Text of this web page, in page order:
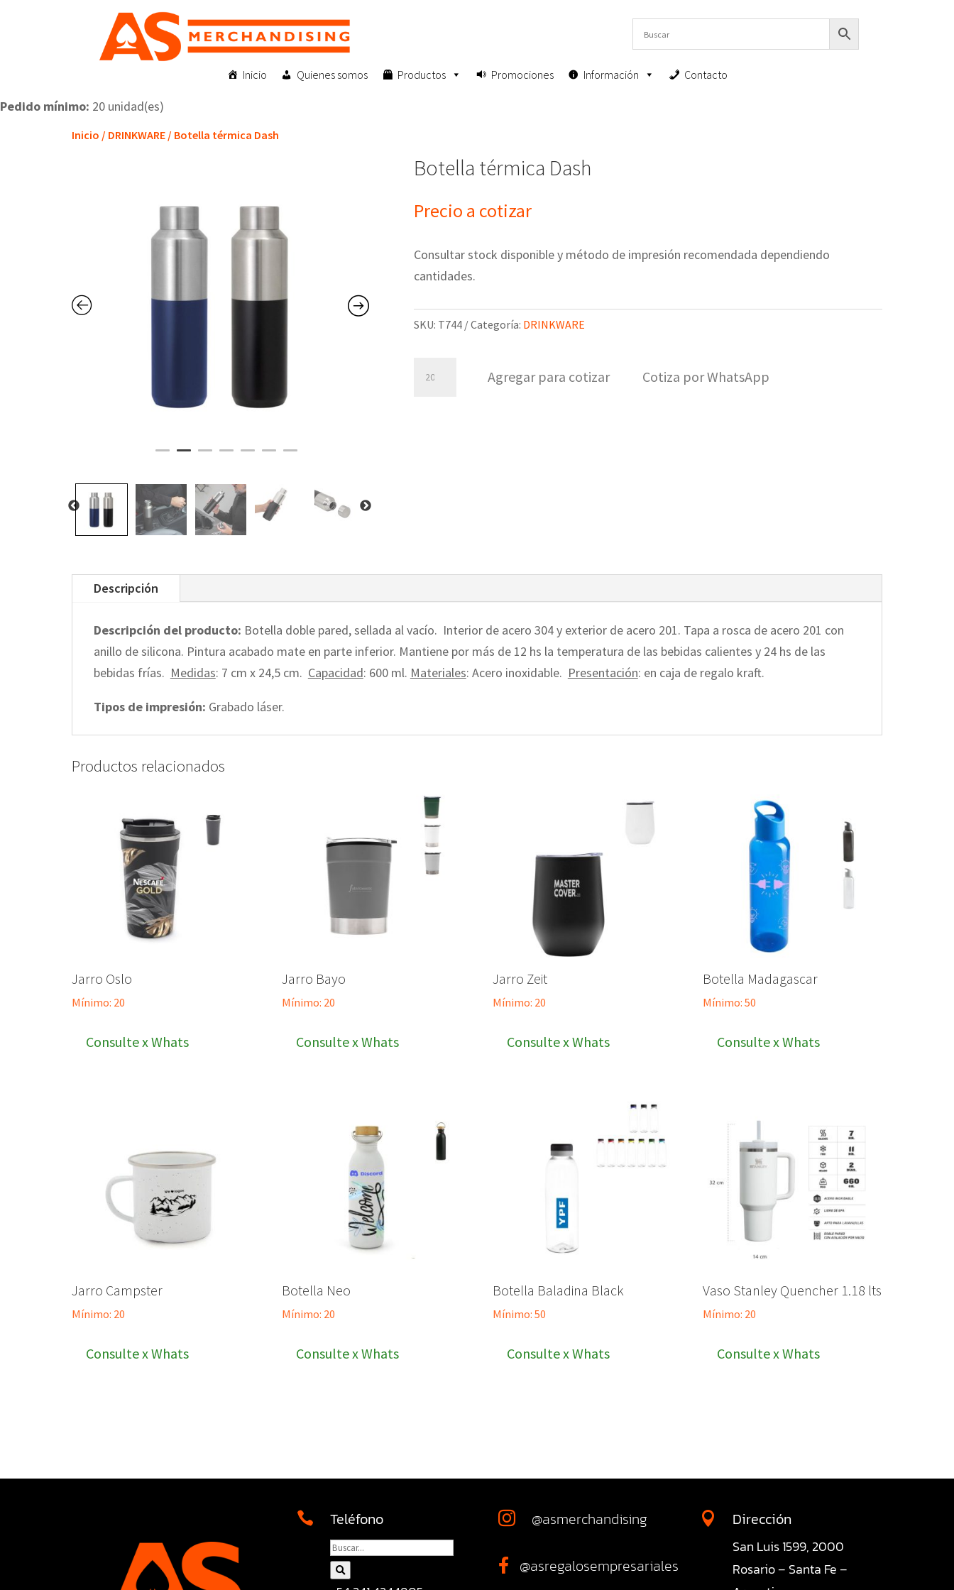
Inicio Quienes somos Productos Promociones Información Contacto
Pedido mínimo: 20 unidad(es)
Inicio / DRINKWARE/ Botella térmica Dash
Botella térmica Dash
Precio a cotizar
Consultar stock disponible y método de impresión recomendada dependiendo
cantidades.
SKU: T744 Categoría: DRINKWARE
Agregar para cotizar Cotiza por WhatsApp
Descripción
Descripción del producto: Botella doble pared, sellada al vacío. Interior de acero 304 y exterior de acero 201. Tapa a rosca de acero 201 con
anillo de silicona. Pintura acabado mate en parte inferior. Mantiene por más de 12 hs la temperatura de las bebidas calientes y 24 hs de las
bebidas frías. Medidas: 7 cm x 24,5 cm. Capacidad: 600 ml. Materiales: Acero inoxidable. Presentación: en caja de regalo kraft.
Tipos de impresión: Grabado láser.
Productos relacionados
Jarro Oslo
Mínimo: 20
Consulte x Whats
Jarro Bayo
Mínimo: 20
Consulte x Whats
Jarro Zeit
Mínimo: 20
Consulte x Whats
Botella Madagascar
Mínimo: 50
Consulte x Whats
Jarro Campster
Mínimo: 20
Consulte x Whats
Botella Neo
Mínimo: 20
Consulte x Whats
Botella Baladina Black
Mínimo: 50
Consulte x Whats
Vaso Stanley Quencher 1.18 lts
Mínimo: 20
Consulte x Whats
 Teléfono  @asmerchandising
 @asregalosempresariales
 Dirección
San Luis 1599, 2000
Rosario – Santa Fe –